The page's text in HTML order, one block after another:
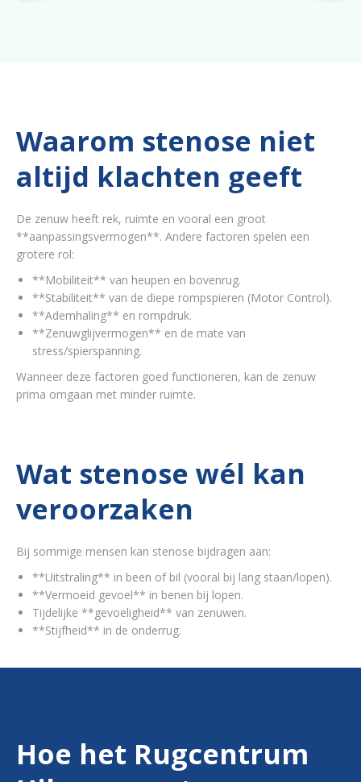
Waarom stenose niet
altijd klachten geeft
De zenuw heeft rek, ruimte en vooral een groot
**aanpassingsvermogen**. Andere factoren spelen een
grotere rol:
**Mobiliteit** van heupen en bovenrug.
**Stabiliteit** van de diepe rompspieren (Motor Control).
**Ademhaling** en rompdruk.
**Zenuwglijvermogen** en de mate van
stress/spierspanning.
Wanneer deze factoren goed functioneren, kan de zenuw
prima omgaan met minder ruimte.
Wat stenose wél kan
veroorzaken
Bij sommige mensen kan stenose bijdragen aan:
**Uitstraling** in been of bil (vooral bij lang staan/lopen).
**Vermoeid gevoel** in benen bij lopen.
Tijdelijke **gevoeligheid** van zenuwen.
**Stijfheid** in de onderrug.
Hoe het Rugcentrum